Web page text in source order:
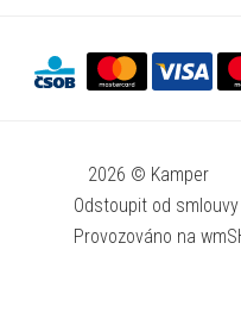
2026 © Kamper
Odstoupit od smlouvy
Provozováno na